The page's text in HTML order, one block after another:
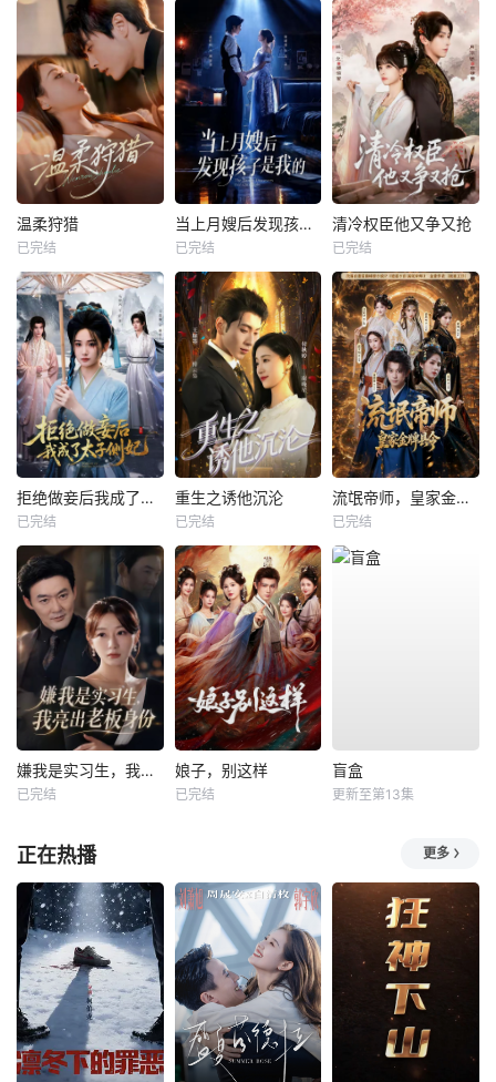
温柔狩猎
已完结
当上月嫂后发现孩子是我的
已完结
清冷权臣他又争又抢
已完结
拒绝做妾后我成了太子侧妃
已完结
重生之诱他沉沦
已完结
流氓帝师，皇家金牌县令
已完结
嫌我是实习生，我亮出老板身份
已完结
娘子，别这样
已完结
盲盒
更新至第13集
正在热播 更多